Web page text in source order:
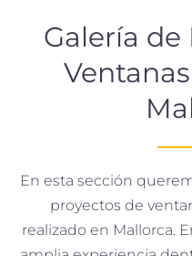
Galería de
En esta sección
proyectos de
realizado en Mallorca.